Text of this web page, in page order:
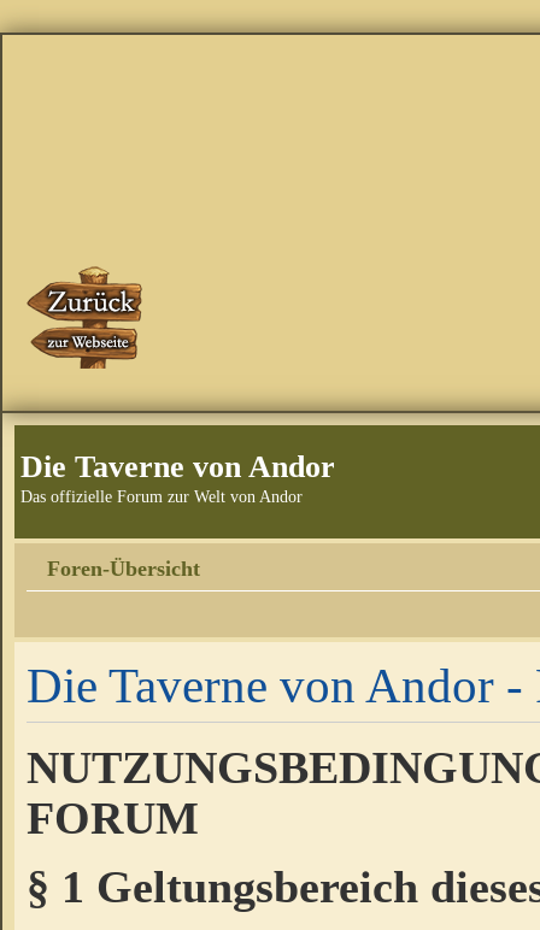
Die Taverne von Andor
Das offizielle Forum zur Welt von Andor
Foren-Übersicht
Die Taverne von Andor -
FORUM
§ 1 Geltungsbereich